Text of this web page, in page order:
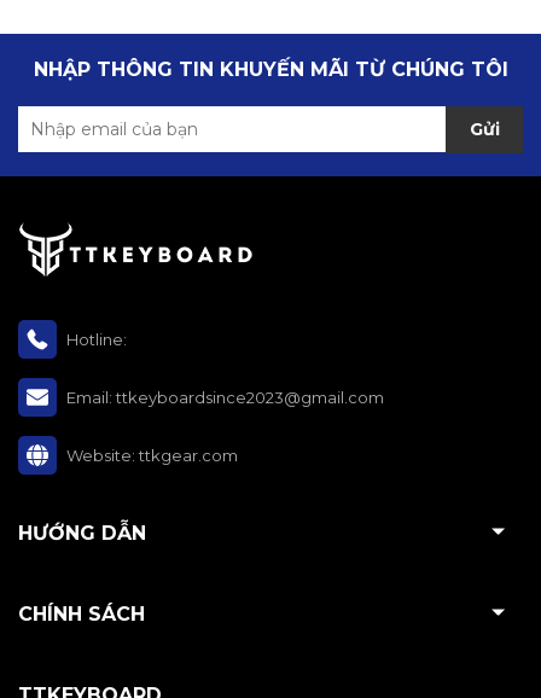
NHẬP THÔNG TIN KHUYẾN MÃI TỪ CHÚNG TÔI
Gửi
Hotline:
Email:ttkeyboardsince2023@gmail.com
Website:ttkgear.com
HƯỚNG DẪN
CHÍNH SÁCH